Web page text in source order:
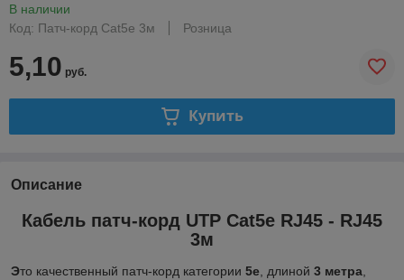
В наличии
Код: Патч-корд Cat5e 3м
Розница
5,10 руб.
Купить
Описание
Кабель патч-корд UTP Cat5e RJ45 - RJ45
3м
Это качественный патч-корд категории 5e, длиной 3 метра,